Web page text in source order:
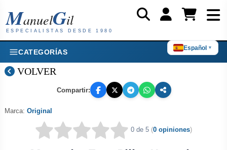
Español ▼
ManuelGil
ESPECIALISTAS DESDE 1980
CATEGORÍAS
VOLVER
Compartir:
0 de 5 (0 opiniones)
Marca: Original